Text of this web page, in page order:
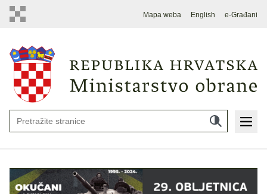
Mapa weba English e-Građani